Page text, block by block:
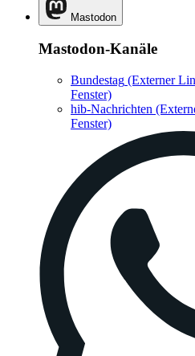
Mastodon
Mastodon-Kanäle
Bundestag (Externer
Fenster)
hib-Nachrichten
Fenster)